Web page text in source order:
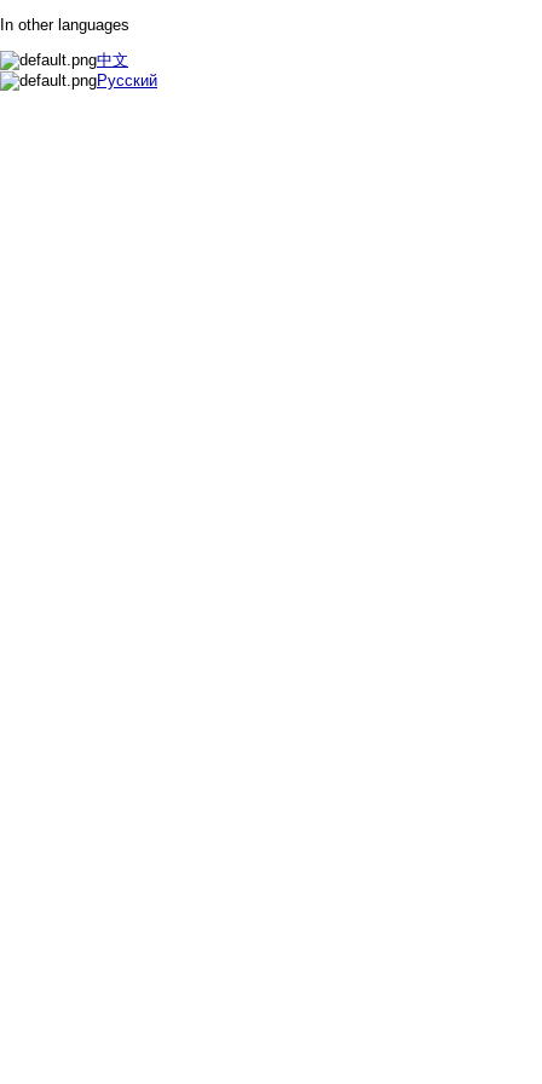
In other languages
中文
Русский